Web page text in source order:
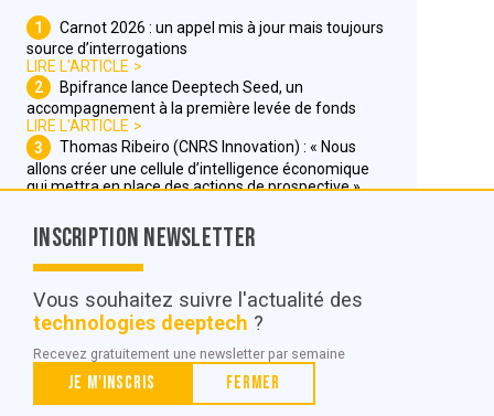
1
Carnot 2026 : un appel mis à jour mais toujours
source d’interrogations
LIRE L'ARTICLE
2
Bpifrance lance Deeptech Seed, un
accompagnement à la première levée de fonds
LIRE L'ARTICLE
3
Thomas Ribeiro (CNRS Innovation) : « Nous
allons créer une cellule d’intelligence économique
qui mettra en place des actions de prospective »
© POC Media 2026
Tous droits réservés.
Qui sommes nous ?
Mentions légales
Inscription Newsletter
Vous souhaitez suivre l'actualité des
technologies deeptech ?
Recevez gratuitement une newsletter par semaine
Je m'inscris Fermer